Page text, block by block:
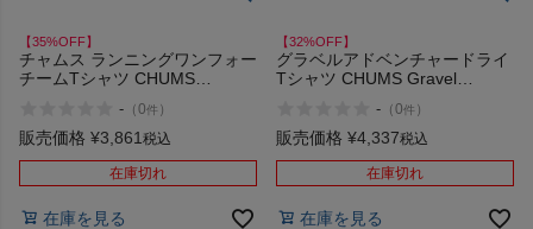
【35%OFF】
チャムス ランニングワンフォー
チームTシャツ CHUMS
アウトレット セール
- （0件 ）
販売価格 ¥3,861 税込
在庫切れ
在庫を見る
【32%OFF】
グラベルアドベンチャードライ
Tシャツ CHUMS Gravel
- （0件 ）
販売価格 ¥4,337税込
在庫切れ
在庫を見る